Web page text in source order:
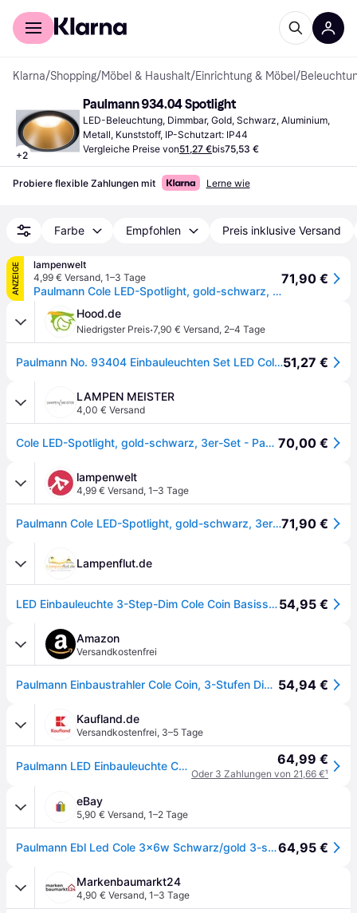
Für Shopper
Klarna/Shopping/Möbel & Haushalt/Einrichtung & Möbel /
+2
Paulmann 934.04 Spotlight
LED-Beleuchtung, Dimmbar, Gold, Schwarz, Aluminium,
Metall, Kunststoff, IP-Schutzart: IP44
Vergleiche Preise von51,27 €bis75,53 €
Probiere flexible Zahlungen mit Lerne wie
Farbe Empfohlen Preis inklusive Versand
ANZEIGE
lampenwelt
4,99 € Versand, 1–3 Tage
Paulmann Cole LED-Spotlight, gold-schwarz, 3er-Set
71,90 €
Hood.de
Niedrigster Preis·7,90 € Versand, 2–4 Tage
Paulmann No. 93404 Einbauleuchten Set LED Cole Gold Schwarz 3-Step dimmbar 2700K51,27 €
LAMPEN MEISTER
4,00 € Versand
Cole LED-Spotlight, gold-schwarz, 3er-Set - Paulmann - Flurbereich - Modern - Metall - Einflammig 70,00 €
lampenwelt
4,99 € Versand, 1–3 Tage
Paulmann Cole LED-Spotlight, gold-schwarz, 3er-Set71,90 €
Lampenflut.de
LED Einbauleuchte 3-Step-Dim Cole Coin Basisset IP44 rund 88mm Coin...54,95 €
Amazon
Versandkostenfrei
Paulmann Einbaustrahler Cole Coin, 3-Stufen Dimmbar, Ø 88mm, 3 x 6,5W, 470 lm, IP44 Spritzwasserschutz, 2700 Kelvin, Schwarz/Gold matt, Einbauleuchte 54,94 €
Kaufland.de
Versandkostenfrei, 3–5 Tage
Paulmann LED Einbauleuchte Cole 3er-Set 64,99 €
Oder 3 Zahlungen von 21,66 €¹
eBay
5,90 € Versand, 1–2 Tage
Paulmann Ebl Led Cole 3x6w Schwarz/gold 3-step Dim Per Lichtschalter Ip44 2700k64,95 €
Markenbaumarkt24
4,90 € Versand, 1–3 Tage